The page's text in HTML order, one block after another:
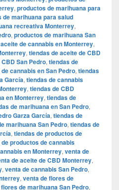
, productos de marihuana para
de marihuana para salud
recreativa Monterrey,
, productos de marihuana San
de cannabis en Monterrey,
, tiendas de aceite de CBD
San Pedro, tiendas de
cannabis en San Pedro, tiendas
García, tiendas de cannabis
, tiendas de CBD
en Monterrey, tiendas de
de marihuana en San Pedro,
Garza García, tiendas de
marihuana San Pedro, tiendas de
, tiendas de productos de
productos de cannabis
en Monterrey, venta de
de aceite de CBD Monterrey,
, venta de cannabis San Pedro,
, venta de flores de
de marihuana San Pedro,